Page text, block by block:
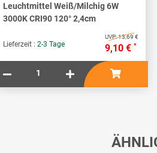
Leuchtmittel Weiß/Milchig 6W
3000K CRI90 120° 2,4cm
Lieferzeit : 2-3 Tage
UVP:13,69 €
9,10 € *